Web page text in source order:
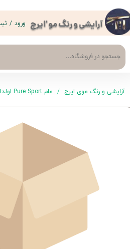
آرایشی و رنگ مو 'ایرج ورود /
حساب کاربری من
تغییر گذر واژه
سفارشات
خروج از حساب کاربری
آرایشی و رنگ موی ایرج مام Pure Sport اولداسپایس 85 گرم